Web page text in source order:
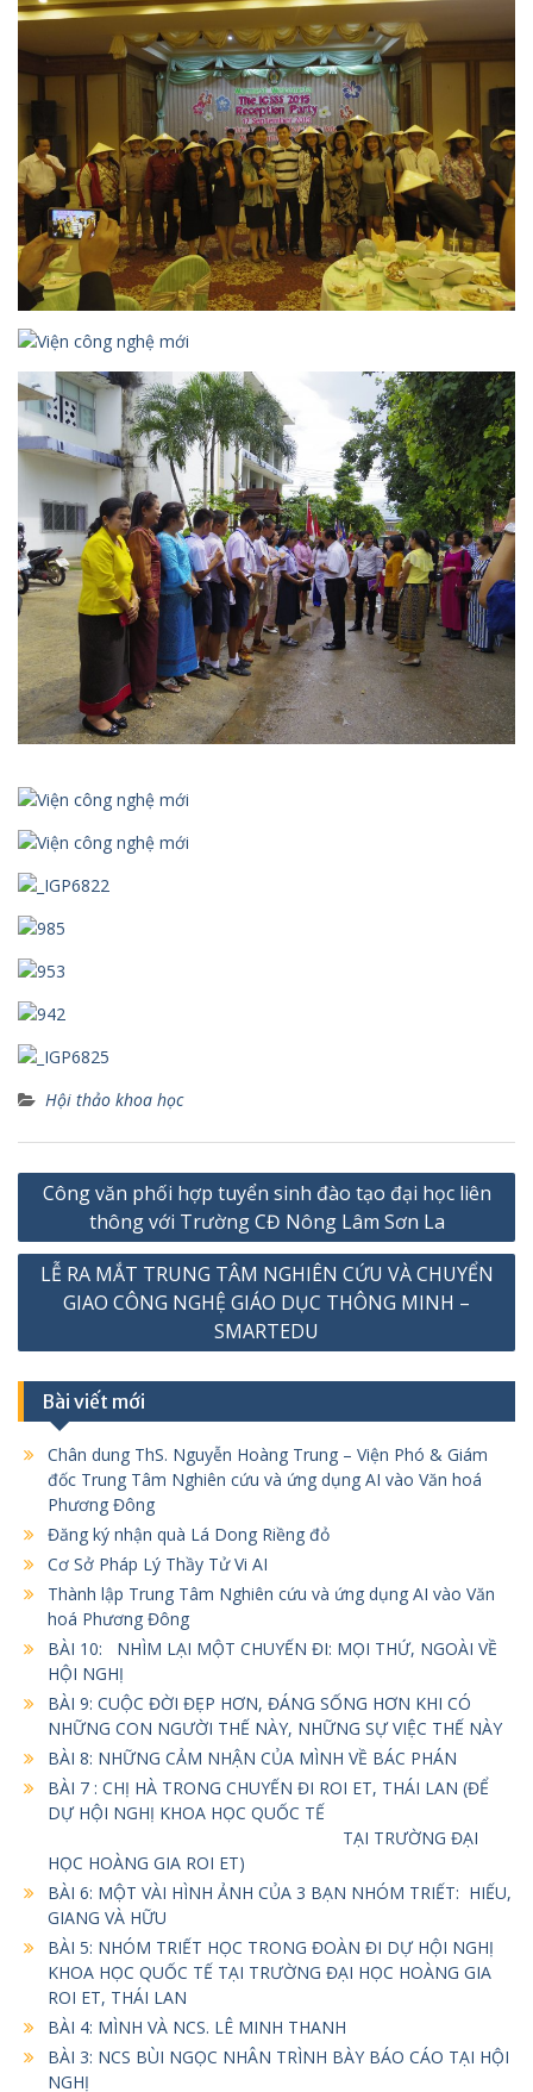
Hội thảo khoa học
Điều
hướng
bài
viết
Công văn phối hợp tuyển sinh đào tạo đại học liên
thông với Trường CĐ Nông Lâm Sơn La
LỄ RA MẮT TRUNG TÂM NGHIÊN CỨU VÀ CHUYỂN
GIAO CÔNG NGHỆ GIÁO DỤC THÔNG MINH –
SMARTEDU
Bài viết mới
Chân dung ThS. Nguyễn Hoàng Trung – Viện Phó & Giám
đốc Trung Tâm Nghiên cứu và ứng dụng AI vào Văn hoá
Phương Đông
Đăng ký nhận quà Lá Dong Riềng đỏ
Cơ Sở Pháp Lý Thầy Tử Vi AI
Thành lập Trung Tâm Nghiên cứu và ứng dụng AI vào Văn
hoá Phương Đông
BÀI 10: NHÌM LẠI MỘT CHUYẾN ĐI: MỌI THỨ, NGOÀI VỀ
HỘI NGHỊ
BÀI 9: CUỘC ĐỜI ĐẸP HƠN, ĐÁNG SỐNG HƠN KHI CÓ
NHỮNG CON NGƯỜI THẾ NÀY, NHỮNG SỰ VIỆC THẾ NÀY
BÀI 8: NHỮNG CẢM NHẬN CỦA MÌNH VỀ BÁC PHÁN
BÀI 7 : CHỊ HÀ TRONG CHUYẾN ĐI ROI ET, THÁI LAN (ĐỂ
DỰ HỘI NGHỊ KHOA HỌC QUỐC TẾ
TẠI TRƯỜNG ĐẠI
HỌC HOÀNG GIA ROI ET)
BÀI 6: MỘT VÀI HÌNH ẢNH CỦA 3 BẠN NHÓM TRIẾT: HIẾU,
GIANG VÀ HỮU
BÀI 5: NHÓM TRIẾT HỌC TRONG ĐOÀN ĐI DỰ HỘI NGHỊ
KHOA HỌC QUỐC TẾ TẠI TRƯỜNG ĐẠI HỌC HOÀNG GIA
ROI ET, THÁI LAN
BÀI 4: MÌNH VÀ NCS. LÊ MINH THANH
BÀI 3: NCS BÙI NGỌC NHÂN TRÌNH BÀY BÁO CÁO TẠI HỘI
NGHỊ